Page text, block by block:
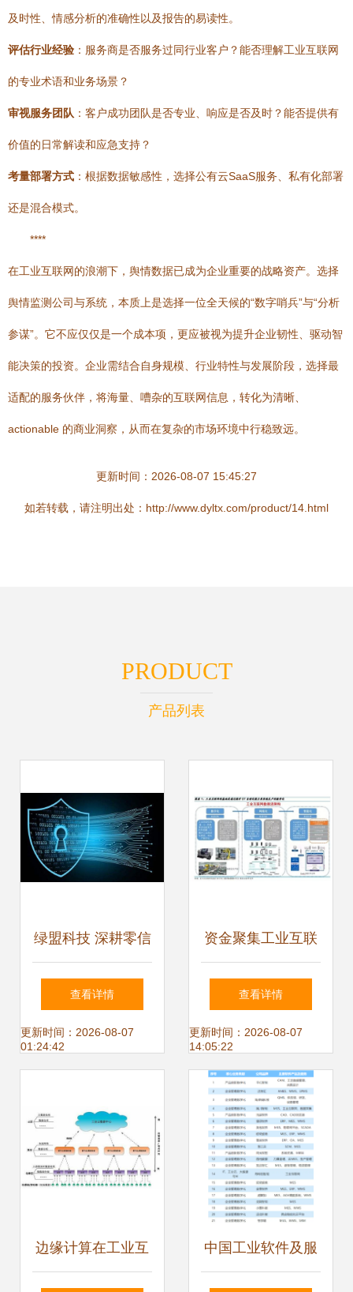
及时性、情感分析的准确性以及报告的易读性。
评估行业经验 ：服务商是否服务过同行业客户？能否理解工业互联网
的专业术语和业务场景？
审视服务团队 ：客户成功团队是否专业、响应是否及时？能否提供有
价值的日常解读和应急支持？
考量部署方式 ：根据数据敏感性，选择公有云SaaS服务、私有化部署
还是混合模式。
****
在工业互联网的浪潮下，舆情数据已成为企业重要的战略资产。选择
舆情监测公司与系统，本质上是选择一位全天候的“数字哨兵”与“分析
参谋”。它不应仅仅是一个成本项，更应被视为提升企业韧性、驱动智
能决策的投资。企业需结合自身规模、行业特性与发展阶段，选择最
适配的服务伙伴，将海量、嘈杂的互联网信息，转化为清晰、
actionable 的商业洞察，从而在复杂的市场环境中行稳致远。
更新时间：2026-08-07 15:45:27
如若转载，请注明出处：http://www.dyltx.com/product/14.html
PRODUCT
产品列表
绿盟科技 深耕零信
任，释放价值——
工业互联网数据服
查看详情
更新时间：2026-08-07
01:24:42
资金聚集工业互联
网 数据服务成投资
新热点
查看详情
更新时间：2026-08-07
14:05:22
边缘计算在工业互 中国工业软件及服